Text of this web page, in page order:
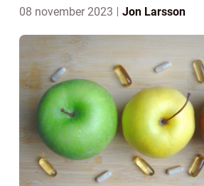
08 november 2023 Jon Larsson